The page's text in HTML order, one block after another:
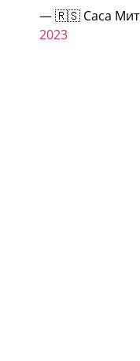
— 🇷🇸 Саса
2023